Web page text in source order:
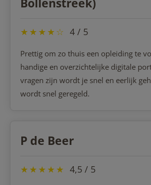
Bollenstreek)
★★★★☆ 4 / 5
Prettig om zo thuis een opleiding te
handige en overzichtelijke digitale
vragen zijn wordt je snel en eerlijk
wordt snel geregeld.
P de Beer
★★★★★ 4,5 / 5